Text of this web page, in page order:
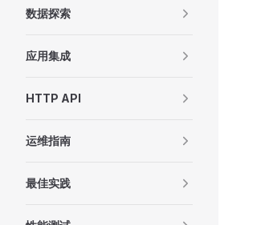
数据探索
应用集成
HTTP API
运维指南
最佳实践